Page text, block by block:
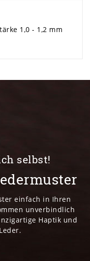
1,0 - 1,2 mm
selbst!
einfach in Ihren
unverbindlich
Haptik und